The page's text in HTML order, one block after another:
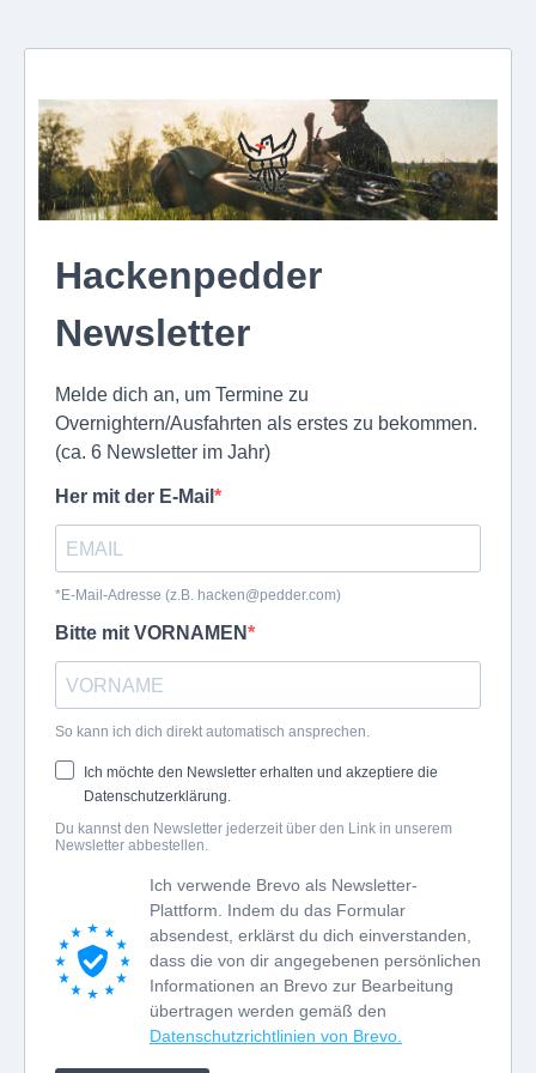
Hackenpedder
Newsletter
Melde dich an, um Termine zu
Overnightern/Ausfahrten als erstes zu bekommen.
(ca. 6 Newsletter im Jahr)
Her mit der E-Mail
*E-Mail-Adresse (z.B. hacken@pedder.com)
Bitte mit VORNAMEN
So kann ich dich direkt automatisch ansprechen.
Ich möchte den Newsletter erhalten und akzeptiere die
Datenschutzerklärung.
Du kannst den Newsletter jederzeit über den Link in unserem
Newsletter abbestellen.
Ich verwende Brevo als Newsletter-
Plattform. Indem du das Formular
absendest, erklärst du dich einverstanden,
dass die von dir angegebenen persönlichen
Informationen an Brevo zur Bearbeitung
übertragen werden gemäß den
Datenschutzrichtlinien von Brevo.